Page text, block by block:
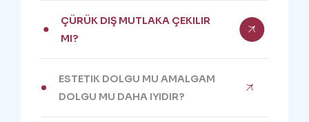
ÇÜRÜK DIŞ MUTLAKA ÇEKILIR
MI?
ESTETIK DOLGU MU AMALGAM
DOLGU MU DAHA IYIDIR?